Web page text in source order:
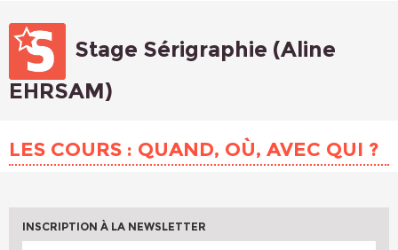
ATELIERS À L’ANNÉE
S’INSCRIRE
Stage Sérigraphie (Aline
EHRSAM)
LES COURS : QUAND, OÙ, AVEC QUI ?
INSCRIPTION À LA NEWSLETTER